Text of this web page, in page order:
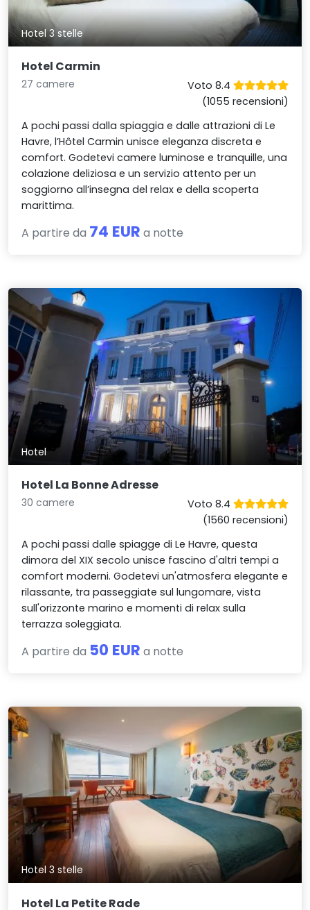
Hotel 3 stelle
Hotel Carmin
27 camere
Voto 8.4
(1055 recensioni)
A pochi passi dalla spiaggia e dalle attrazioni di Le
Havre, l’Hôtel Carmin unisce eleganza discreta e
comfort. Godetevi camere luminose e tranquille, una
colazione deliziosa e un servizio attento per un
soggiorno all’insegna del relax e della scoperta
marittima.
A partire da 74 EUR a notte
Hotel
Hotel La Bonne Adresse
30 camere
Voto 8.4
(1560 recensioni)
A pochi passi dalle spiagge di Le Havre, questa
dimora del XIX secolo unisce fascino d'altri tempi a
comfort moderni. Godetevi un'atmosfera elegante e
rilassante, tra passeggiate sul lungomare, vista
sull'orizzonte marino e momenti di relax sulla
terrazza soleggiata.
A partire da 50 EUR a notte
Hotel 3 stelle
Hotel La Petite Rade